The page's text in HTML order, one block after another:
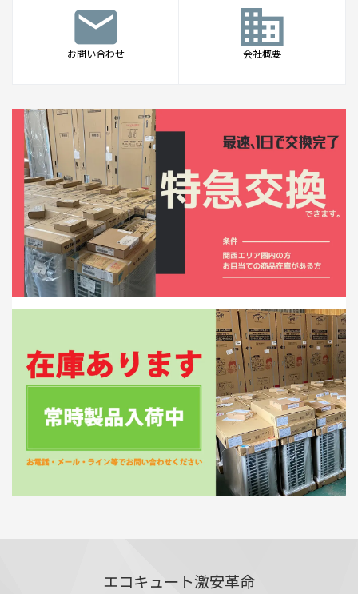
mail
お問い合わせ
business
会社概要
エコキュート激安革命